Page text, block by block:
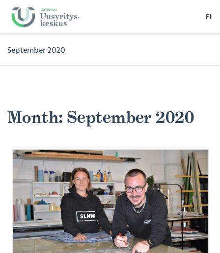
FI
September 2020
Month: September 2020